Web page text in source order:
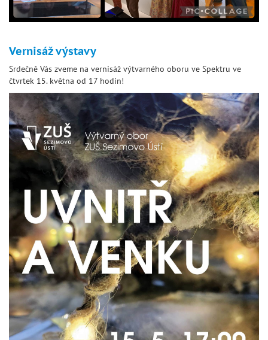
Vernisáž výstavy
Srdečně Vás zveme na vernisáž výtvarného oboru ve Spektru ve
čtvrtek 15. května od 17 hodin!